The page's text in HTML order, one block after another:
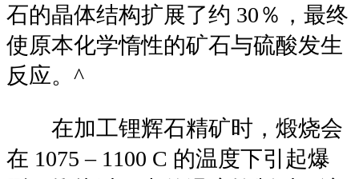
石的晶体结构扩展了约 30％，最终
使原本化学惰性的矿石与硫酸发生
反应。^
在加工锂辉石精矿时，煅烧会
在 1075 – 1100 C 的温度下引起爆